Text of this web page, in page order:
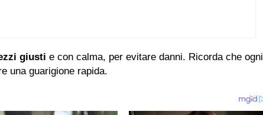
giusti e con calma, per evitare danni. Ricorda che ogni
una guarigione rapida.